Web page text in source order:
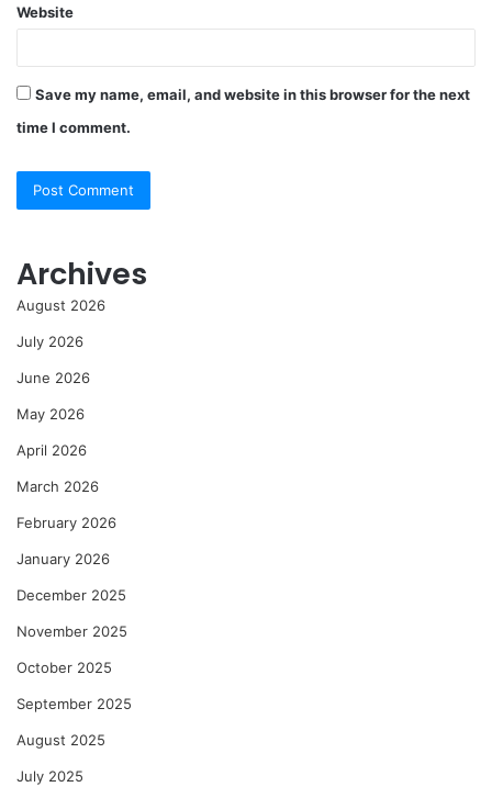
Website
Save my name, email, and website in this browser for the next
time I comment.
Archives
August 2026
July 2026
June 2026
May 2026
April 2026
March 2026
February 2026
January 2026
December 2025
November 2025
October 2025
September 2025
August 2025
July 2025